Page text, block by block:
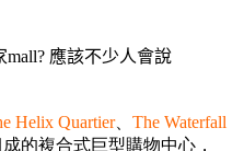
應該不少人會說
Helix Quartier、 The Waterfall
的複合式巨型購物中心，